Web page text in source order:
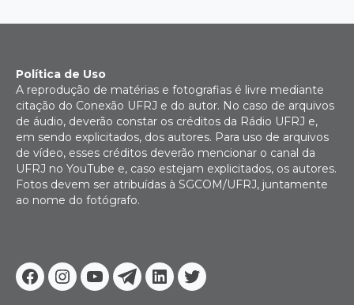
Facebook
Instagram
YoutubeTelegram
Linkedin
Twitter
Política de Uso
A reprodução de matérias e fotografias é livre mediante
citação do Conexão UFRJ e do autor. No caso de arquivos
de áudio, deverão constar os créditos da Rádio UFRJ e,
em sendo explicitados, dos autores. Para uso de arquivos
de vídeo, esses créditos deverão mencionar o canal da
UFRJ no YouTube e, caso estejam explicitados, os autores.
Fotos devem ser atribuídas à SGCOM/UFRJ, juntamente
ao nome do fotógrafo.